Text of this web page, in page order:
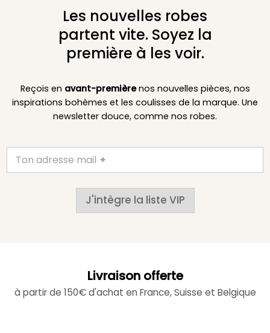
Les nouvelles robes
partent vite. Soyez la
première à les voir.
Reçois en avant-premièrenos nouvelles pièces, nos
inspirations bohèmes et les coulisses de la marque. Une
newsletter douce, comme nos robes.
J'intègre la liste VIP
Livraison offerte
à partir de 150€ d'achat en France, Suisse et Belgique